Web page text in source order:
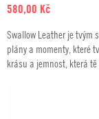
580,00 Kč
Swallow Leather je tvým
plány a momenty, které
krásu a jemnost, která